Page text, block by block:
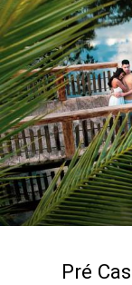
Pré